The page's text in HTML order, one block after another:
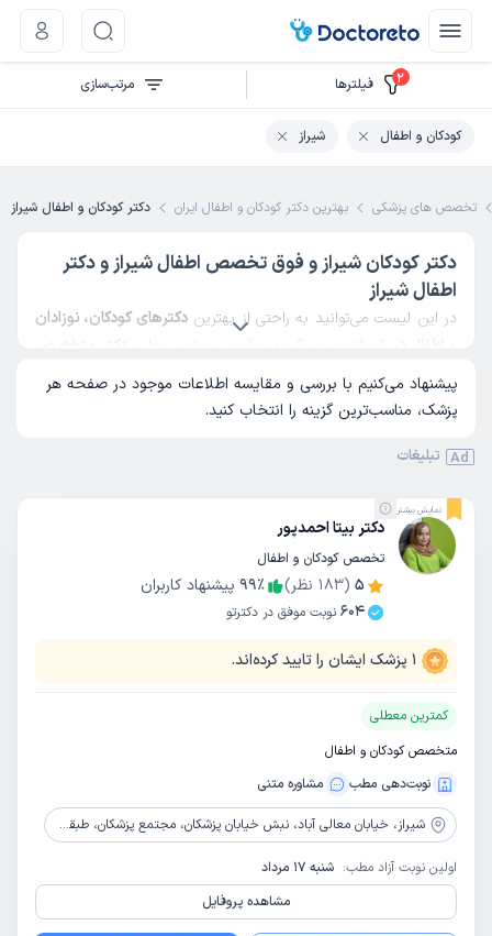
تخصص های پزشکی بهترین دکتر کودکان و اطفال ایران دکتر کودکان و اطفال شیراز
دکتر کودکان شیراز و فوق تخصص اطفال شیراز و دکتر
اطفال شیراز
در این لیست می‌توانید به راحتی از بهتریندکترهای کودکان، نوزادان
کودکان شیراز
را مشاهده کنید. همچنین می‌توانید بهترین دکتر اطفال
را با استفاده از سایت دکترتو پیدا کنید.
پیشنهاد می‌کنیم با بررسی و مقایسه اطلاعات موجود در صفحه هر
پزشک، مناسب‌ترین گزینه را انتخاب کنید.
نمایش بیشتر
دکتر بیتا احمدپور
تخصص کودکان و اطفال
5
(
183 نظر) 99٪
پیشنهاد کاربران
604 نوبت موفق در دکترتو
1 پزشک ایشان را تایید کرده‌اند.
کمترین معطلی
متخصص کودکان و اطفال
نوبت‌دهی مطب
مشاوره‌ متنی
شیراز، خیابان معالی آباد، نبش خیابان پزشکان، مجتمع پزشکان، طبقه 5، واحد 53
اولین نوبت آزاد مطب: شنبه 17 مرداد
مشاهده پروفایل
Ad تبلیغات
2 فیلتر‌ها مرتب‌سازی
کودکان و اطفال شیراز